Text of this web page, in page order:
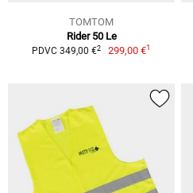
TOMTOM
Rider 50 Le
PDVC 349,00 €2 299,00 €1